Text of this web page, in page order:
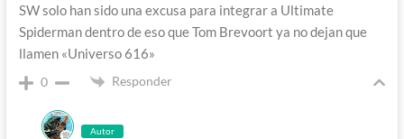
SW solo han sido una excusa para integrar a Ultimate
Spiderman dentro de eso que Tom Brevoort ya no dejan que
llamen «Universo 616»
0 Responder
Autor